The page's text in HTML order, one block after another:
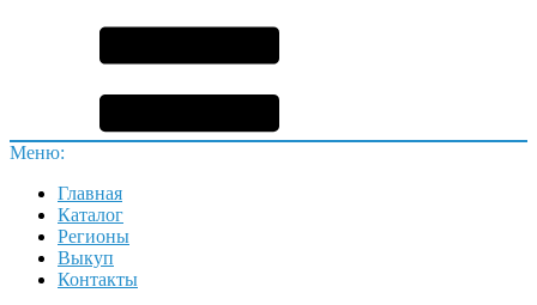
Меню:
Главная
Каталог
Регионы
Выкуп
Контакты